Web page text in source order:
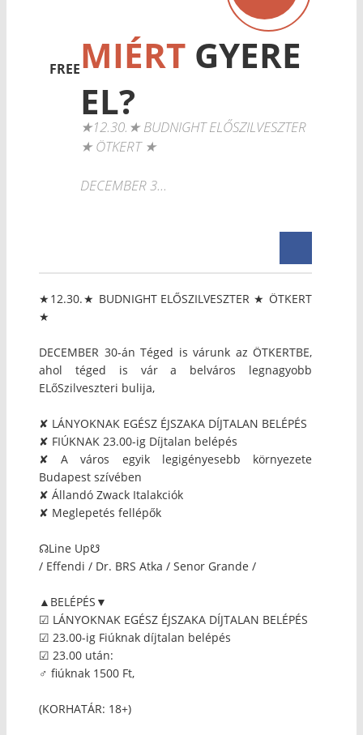
FREEMIÉRT GYERE
EL?
★12.30.★ BUDNIGHT ELŐSZILVESZTER
★ ÖTKERT ★
DECEMBER 3...
★12.30.★ BUDNIGHT ELŐSZILVESZTER ★ ÖTKERT
★
DECEMBER 30-án Téged is várunk az ÖTKERTBE,
ahol téged is vár a belváros legnagyobb
ELőSzilveszteri bulija,
✘ LÁNYOKNAK EGÉSZ ÉJSZAKA DÍJTALAN BELÉPÉS
✘ FIÚKNAK 23.00-ig Díjtalan belépés
✘ A város egyik legigényesebb környezete
Budapest szívében
✘ Állandó Zwack Italakciók
✘ Meglepetés fellépők
☊Line Up☋
/ Effendi / Dr. BRS Atka / Senor Grande /
▲BELÉPÉS▼
☑ LÁNYOKNAK EGÉSZ ÉJSZAKA DÍJTALAN BELÉPÉS
☑ 23.00-ig Fiúknak díjtalan belépés
☑ 23.00 után:
♂ fiúknak 1500 Ft,
(KORHATÁR: 18+)